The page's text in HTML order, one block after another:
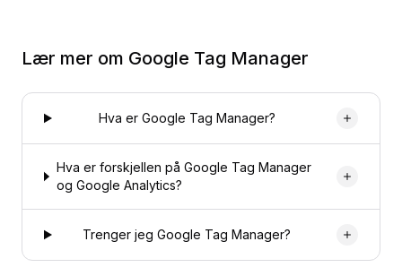
Lær mer om Google Tag Manager
Hva er Google Tag Manager?
Hva er forskjellen på Google Tag Manager
og Google Analytics?
Trenger jeg Google Tag Manager?